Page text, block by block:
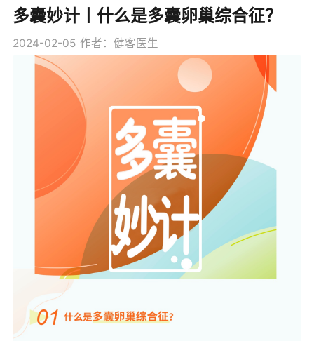
多囊妙计丨什么是多囊卵巢综合征？
2024-02-05 作者：健客医生